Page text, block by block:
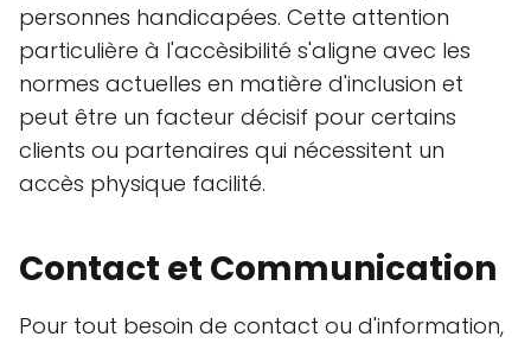
personnes handicapées. Cette attention
particulière à l'accèsibilité s'aligne avec les
normes actuelles en matière d'inclusion et
peut être un facteur décisif pour certains
clients ou partenaires qui nécessitent un
accès physique facilité.
Contact et Communication
Pour tout besoin de contact ou d'information,